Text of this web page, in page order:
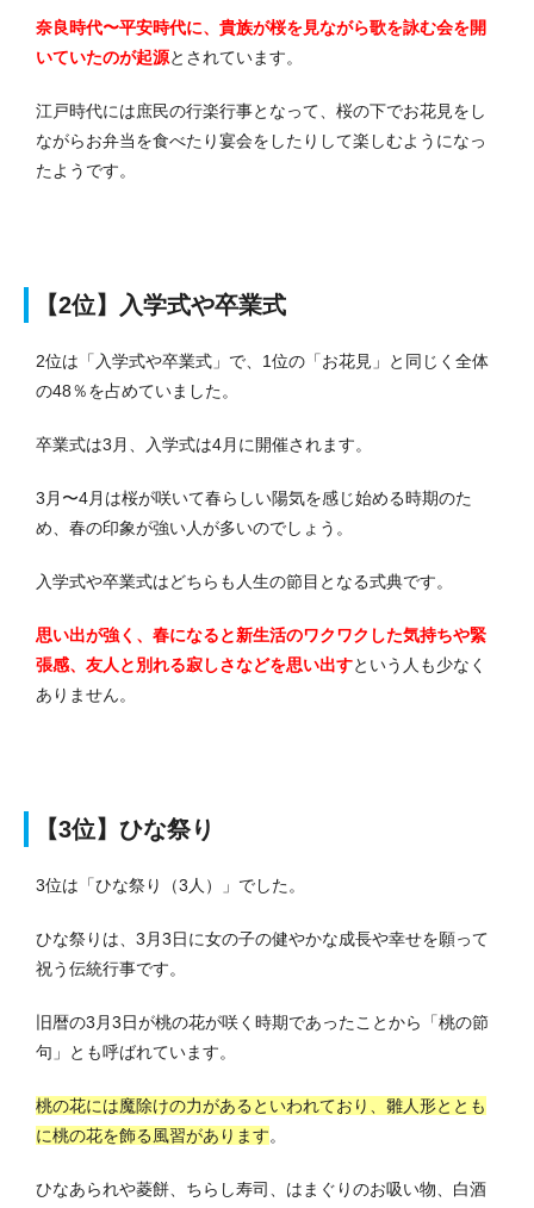
奈良時代〜平安時代に、貴族が桜を見ながら歌を詠む会を開
いていたのが起源とされています。
江戸時代には庶民の行楽行事となって、桜の下でお花見をし
ながらお弁当を食べたり宴会をしたりして楽しむようになっ
たようです。
【2位】入学式や卒業式
2位は「入学式や卒業式」で、1位の「お花見」と同じく全体
の48％を占めていました。
卒業式は3月、入学式は4月に開催されます。
3月〜4月は桜が咲いて春らしい陽気を感じ始める時期のた
め、春の印象が強い人が多いのでしょう。
入学式や卒業式はどちらも人生の節目となる式典です。
思い出が強く、春になると新生活のワクワクした気持ちや緊
張感、友人と別れる寂しさなどを思い出すという人も少なく
ありません。
【3位】ひな祭り
3位は「ひな祭り（3人）」でした。
ひな祭りは、3月3日に女の子の健やかな成長や幸せを願って
祝う伝統行事です。
旧暦の3月3日が桃の花が咲く時期であったことから「桃の節
句」とも呼ばれています。
桃の花には魔除けの力があるといわれており、雛人形ととも
に桃の花を飾る風習があります。
ひなあられや菱餅、ちらし寿司、はまぐりのお吸い物、白酒